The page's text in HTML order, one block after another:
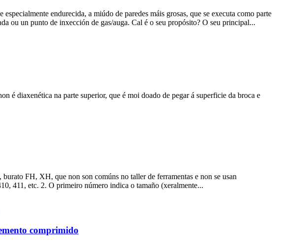
endurecida, a miúdo de paredes máis grosas, que se executa como parte
ou un punto de inxección de gas/auga. Cal é o seu propósito? O seu principal...
é diaxenética na parte superior, que é moi doado de pegar á superficie da broca e
FH, XH, que non son comúns no taller de ferramentas e non se usan
411, etc. 2. O primeiro número indica o tamaño (xeralmente...
comprimido